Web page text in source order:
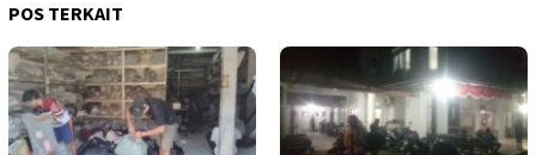
POS TERKAIT